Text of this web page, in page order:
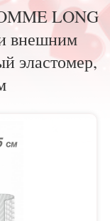
LONG
внешним
эластомер,